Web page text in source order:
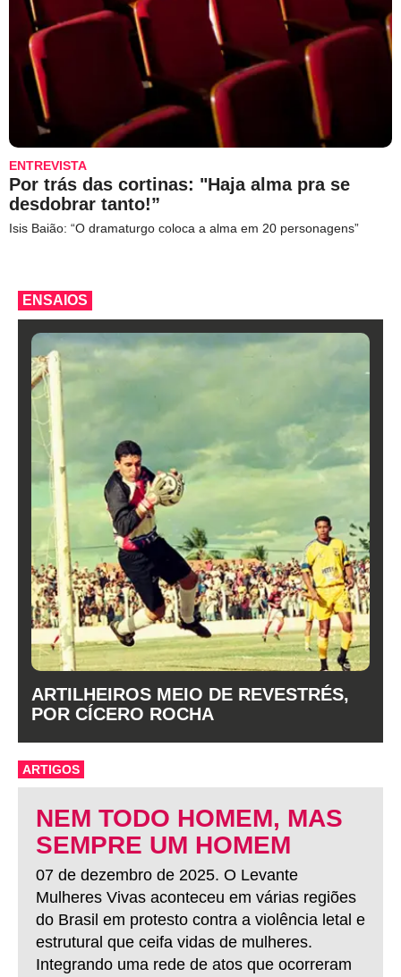
ENTREVISTA
Por trás das cortinas: "Haja alma pra se
desdobrar tanto!”
Isis Baião: “O dramaturgo coloca a alma em 20 personagens”
ENSAIOS
ARTILHEIROS MEIO DE REVESTRÉS,
POR CÍCERO ROCHA
ARTIGOS
NEM TODO HOMEM, MAS
SEMPRE UM HOMEM
07 de dezembro de 2025. O Levante
Mulheres Vivas aconteceu em várias regiões
do Brasil em protesto contra a violência letal e
estrutural que ceifa vidas de mulheres.
Integrando uma rede de atos que ocorreram